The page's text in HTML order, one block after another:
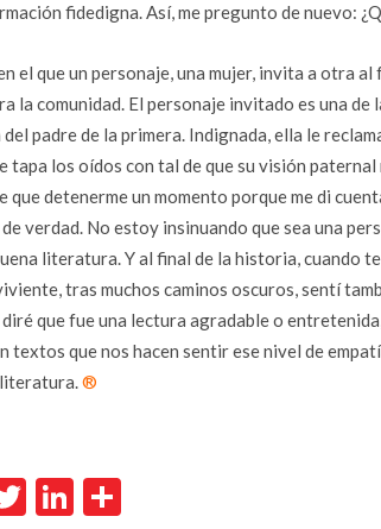
fidedigna. Así, me pregunto de nuevo:
el que un personaje, una mujer, invita a otra al
la comunidad. El personaje invitado es una
padre de la primera. Indignada, ella le
tapa los oídos con tal de que su visión
que detenerme un momento porque me di
verdad. No estoy insinuando que sea una
literatura. Y al final de la historia, cuando
tras muchos caminos oscuros, sentí
que fue una lectura agradable o
textos que nos hacen sentir ese nivel de
®
TwitterLinkedIn